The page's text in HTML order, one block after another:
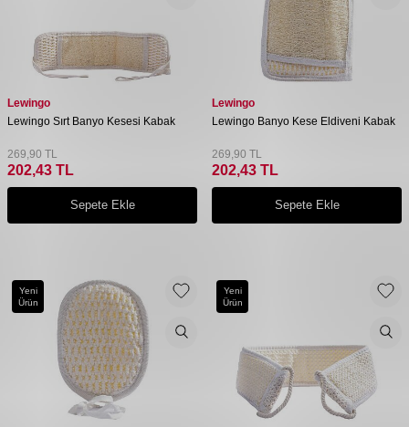
Lewingo
Lewingo Sırt Banyo Kesesi Kabak
269,90 TL
202,43 TL
Sepete Ekle
Lewingo
Lewingo Banyo Kese Eldiveni Kabak
269,90 TL
202,43 TL
Sepete Ekle
Yeni
Ürün
Yeni
Ürün